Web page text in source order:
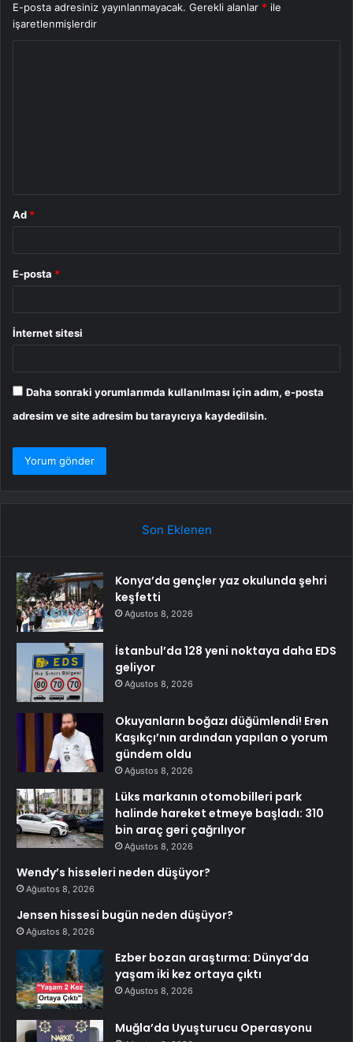
E-posta adresiniz yayınlanmayacak. Gerekli alanlar * ile
işaretlenmişlerdir
Ad *
E-posta *
İnternet sitesi
Daha sonraki yorumlarımda kullanılması için adım, e-posta
adresim ve site adresim bu tarayıcıya kaydedilsin.
Son Eklenen
Konya’da gençler yaz okulunda şehri
keşfetti
Ağustos 8, 2026
İstanbul’da 128 yeni noktaya daha EDS
geliyor
Ağustos 8, 2026
Okuyanların boğazı düğümlendi! Eren
Kaşıkçı’nın ardından yapılan o yorum
gündem oldu
Ağustos 8, 2026
Lüks markanın otomobilleri park
halinde hareket etmeye başladı: 310
bin araç geri çağrılıyor
Ağustos 8, 2026
Wendy’s hisseleri neden düşüyor?
Ağustos 8, 2026
Jensen hissesi bugün neden düşüyor?
Ağustos 8, 2026
Ezber bozan araştırma: Dünya’da
yaşam iki kez ortaya çıktı
Ağustos 8, 2026
Muğla’da Uyuşturucu Operasyonu